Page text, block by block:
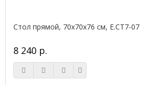
Стол прямой, 70x70x76 см, Е.СТ7-07
8 240 р.